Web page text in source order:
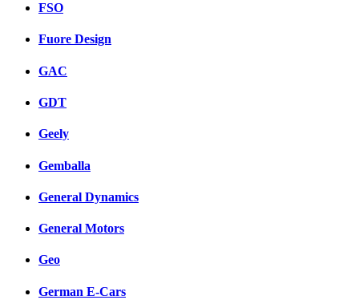
FSO
Fuore Design
GAC
GDT
Geely
Gemballa
General Dynamics
General Motors
Geo
German E-Cars